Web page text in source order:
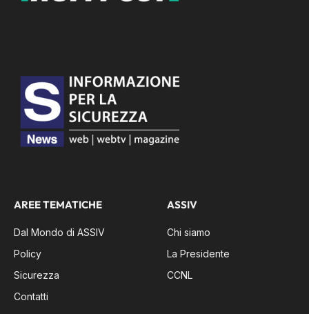
AREE TEMATICHE
Dal Mondo di ASSIV
Policy
Sicurezza
Contatti
ASSIV
Chi siamo
La Presidente
CCNL